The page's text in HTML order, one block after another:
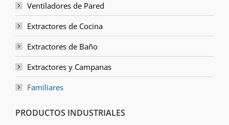
Ventiladores de Pared
Extractores de Cocina
Extractores de Baño
Extractores y Campanas
Familiares
PRODUCTOS INDUSTRIALES